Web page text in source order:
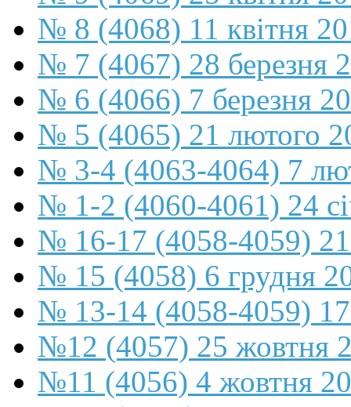
№ 8 (4068) 11 квітня
№ 7 (4067) 28 березня
№ 6 (4066) 7 березня
№ 5 (4065) 21 лютого
№ 3-4 (4063-4064) 7
№ 1-2 (4060-4061) 24
№ 16-17 (4058-4059) 21
№ 15 (4058) 6 грудня
№ 13-14 (4058-4059) 17
№12 (4057) 25 жовтня
№11 (4056) 4 жовтня